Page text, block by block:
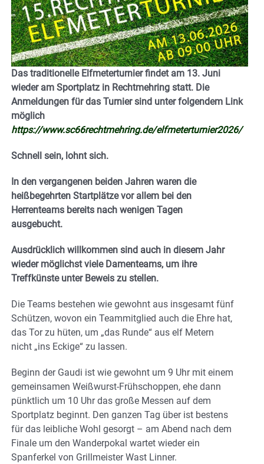
Das traditionelle Elfmeterturnier findet am 13. Juni
wieder am Sportplatz in Rechtmehring statt. Die
Anmeldungen für das Turnier sind unter folgendem Link
möglich
https://www.sc66rechtmehring.de/elfmeterturnier2026/
Schnell sein, lohnt sich.
In den vergangenen beiden Jahren waren die
heißbegehrten Startplätze vor allem bei den
Herrenteams bereits nach wenigen Tagen
ausgebucht.
Ausdrücklich willkommen sind auch in diesem Jahr
wieder möglichst viele Damenteams, um ihre
Treffkünste unter Beweis zu stellen.
Die Teams bestehen wie gewohnt aus insgesamt fünf
Schützen, wovon ein Teammitglied auch die Ehre hat,
das Tor zu hüten, um „das Runde“ aus elf Metern
nicht „ins Eckige“ zu lassen.
Beginn der Gaudi ist wie gewohnt um 9 Uhr mit einem
gemeinsamen Weißwurst-Frühschoppen, ehe dann
pünktlich um 10 Uhr das große Messen auf dem
Sportplatz beginnt. Den ganzen Tag über ist bestens
für das leibliche Wohl gesorgt – am Abend nach dem
Finale um den Wanderpokal wartet wieder ein
Spanferkel von Grillmeister Wast Linner.